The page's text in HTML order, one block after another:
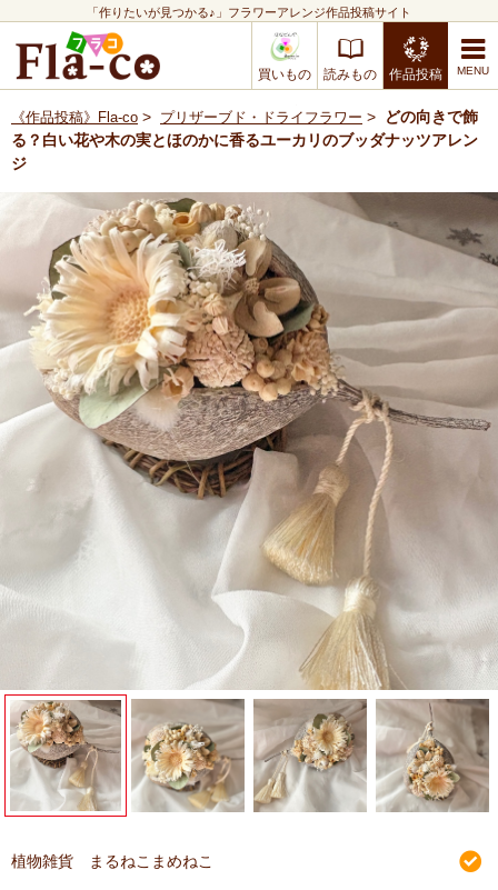
「作りたいが見つかる♪」フラワーアレンジ作品投稿サイト
買いもの 読みもの 作品投稿
《作品投稿》Fla-co > プリザーブド・ドライフラワー >
どの向きで飾
る？白い花や木の実とほのかに香るユーカリのブッダナッツアレン
ジ
植物雑貨 まるねこまめねこ